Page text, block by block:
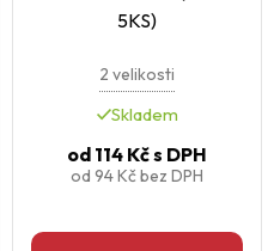
5KS)
2 velikosti
Skladem
od 114 Kčs DPH
od 94 Kčbez DPH